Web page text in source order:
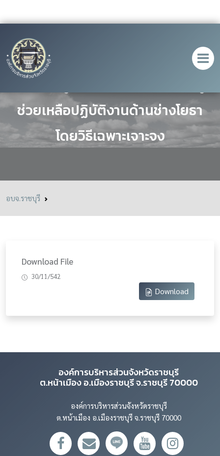
ประกาศผู้ชนะการเสนอราคา จ้างผู้
ช่วยเหลือปฏิบัติงานด้านช่างโยธา
โดยวิธีเฉพาะเจาะจง
อบจ.ราชบุรี
Download File
30/11/542
Download
องค์การบริหารส่วนจังหวัดราชบุรี
ต.หน้าเมือง อ.เมืองราชบุรี จ.ราชบุรี 70000
องค์การบริหารส่วนจังหวัดราชบุรี
ต.หน้าเมือง อ.เมืองราชบุรี จ.ราชบุรี 70000